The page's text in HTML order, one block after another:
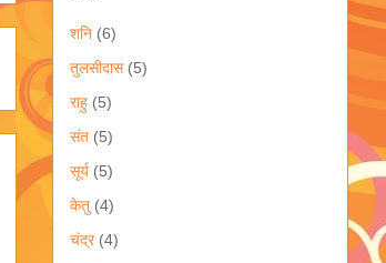
शनि (6)
तुलसीदास (5)
राहु (5)
संत (5)
सूर्य (5)
केतु (4)
चंद्र (4)